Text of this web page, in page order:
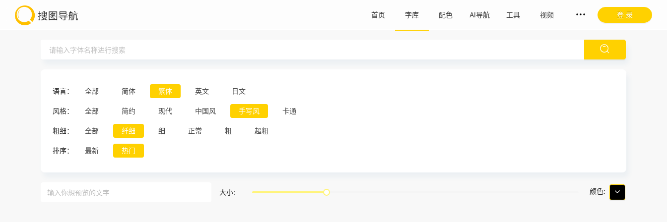
首页 字库 配色 AI导航 工具 视频 登 录
语言： 全部 简体 繁体 英文 日文
风格： 全部 简约 现代 中国风 手写风 卡通
粗细： 全部 纤细 细 正常 粗 超粗
排序： 最新 热门
大小: 颜色: